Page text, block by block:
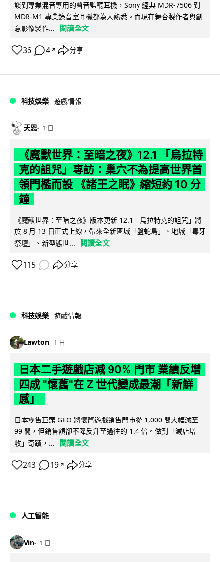
談到專業混音專用的聲音監聽耳機，Sony 經典 MDR-7506 到
MDR-M1 專業錄音室耳機都為人熟悉。而現在舞台製作者與創
意影像製作...
閱讀全文
36 4 ↗ 分享
科技娛樂 遊戲情報
天恩 1 日
《魔獸世界：至暗之夜》12.1 「烏拉特
克的詛咒」專訪：巢穴不為提高世界首
領門檻而設 《諸王之眠》縮短約 10 分
鐘
《魔獸世界：至暗之夜》版本更新 12.1「烏拉特克的詛咒」將
於 8 月 13 日正式上線，帶來全新區域「盤蛇島」、地城「毒牙
祭壇」、新型態世...
閱讀全文
115 分享
科技娛樂 遊戲情報
Lawton 1 日
日本二手遊戲店減 90% 門市 業績反增
四成 "懷舊"在 Z 世代變成最潮「新鮮
感」
日本零售巨頭 GEO 將懷舊遊戲銷售門市從 1,000 間大幅減至
99 間，但銷售額卻不降反升至過往的 1.4 倍。做到「減店增
收」奇蹟，...
閱讀全文
243 19 ↗ 分享
人工智能
Vin 1 日